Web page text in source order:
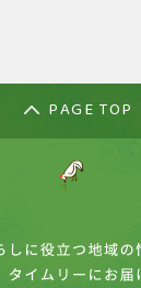
PAGE TOP